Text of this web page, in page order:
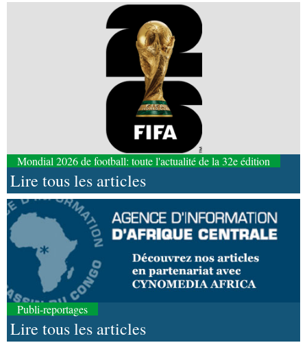
Mondial 2026 de football: toute l'actualité de la 32e édition
Lire tous les articles
Publi-reportages
Lire tous les articles